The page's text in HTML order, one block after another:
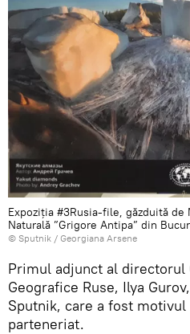
Expoziția #3Rusia-file, găzduită
Naturală ”Grigore Antipa” din
© Sputnik / Georgiana Arsene
Primul adjunct al directorul
Geografice Ruse, Ilya
Sputnik, care a fost
parteneriat.